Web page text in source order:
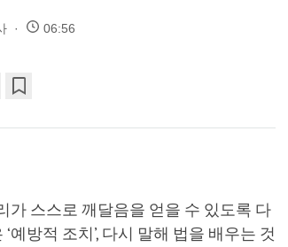
06:56
가 스스로 깨달음을 얻을 수 있도록 다
방적 조치’, 다시 말해 법을 배우는 것